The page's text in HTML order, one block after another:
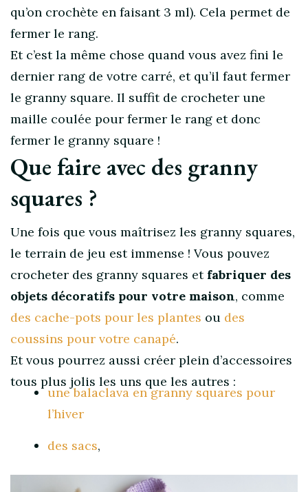
qu’on crochète en faisant 3 ml). Cela permet de
fermer le rang.
Et c’est la même chose quand vous avez fini le
dernier rang de votre carré, et qu’il faut fermer
le granny square. Il suffit de crocheter une
maille coulée pour fermer le rang et donc
fermer le granny square !
Que faire avec des granny
squares ?
Une fois que vous maîtrisez les granny squares,
le terrain de jeu est immense ! Vous pouvez
crocheter des granny squares et fabriquer des
objets décoratifs pour votre maison, comme
des cache-pots pour les plantes ou des
coussins pour votre canapé.
Et vous pourrez aussi créer plein d’accessoires
tous plus jolis les uns que les autres :
une balaclava en granny squares pour
l’hiver
des sacs,